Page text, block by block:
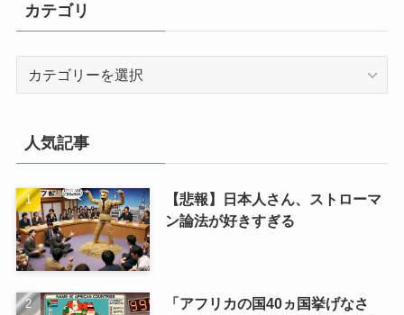
カテゴリ
人気記事
【悲報】日本人さん、ストローマ
ン論法が好きすぎる
「アフリカの国40ヵ国挙げなさ